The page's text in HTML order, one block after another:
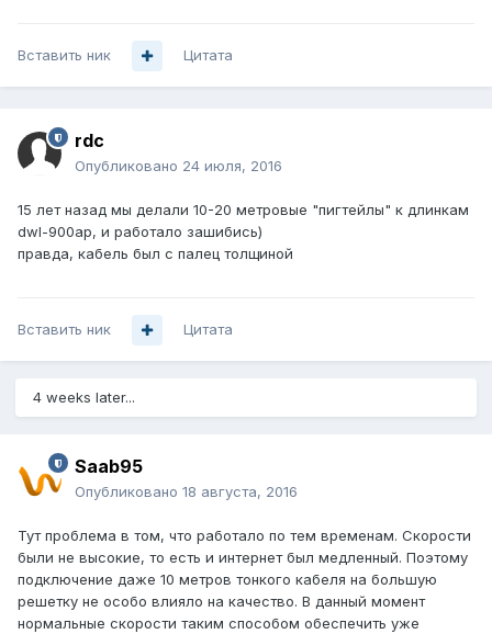
Вставить ник Цитата
rdc
Опубликовано 24 июля, 2016
15 лет назад мы делали 10-20 метровые "пигтейлы" к длинкам
dwl-900ap, и работало зашибись)
правда, кабель был с палец толщиной
Вставить ник Цитата
4 weeks later...
Saab95
Опубликовано 18 августа, 2016
Тут проблема в том, что работало по тем временам. Скорости
были не высокие, то есть и интернет был медленный. Поэтому
подключение даже 10 метров тонкого кабеля на большую
решетку не особо влияло на качество. В данный момент
нормальные скорости таким способом обеспечить уже